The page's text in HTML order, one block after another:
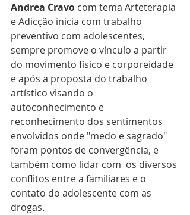
Andrea Cravo com tema Arteterapia
e Adicção inicia com trabalho
preventivo com adolescentes,
sempre promove o vínculo a partir
do movimento físico e corporeidade
e após a proposta do trabalho
artístico visando o
autoconhecimento e
reconhecimento dos sentimentos
envolvidos onde "medo e sagrado"
foram pontos de convergência, e
também como lidar com  os diversos
conflitos entre a familiares e o
contato do adolescente com as
drogas.